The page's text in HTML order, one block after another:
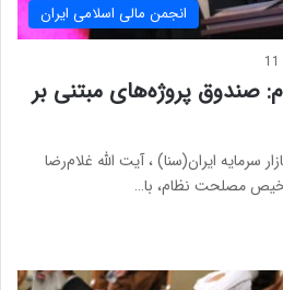
انجمن مالی اسلامی ایران
11
صندوق پروژه‌های مبتنی بر
سرمایه ایران(سنا) ، آیت الله غلام‌رضا
مصلحت نظام، با…